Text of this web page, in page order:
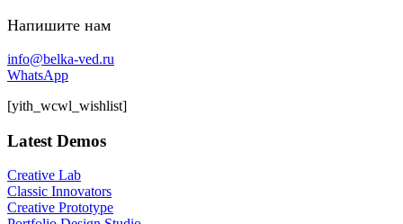
Напишите нам
info@belka-ved.ru
WhatsApp
[yith_wcwl_wishlist]
Latest Demos
Creative Lab
Classic Innovators
Creative Prototype